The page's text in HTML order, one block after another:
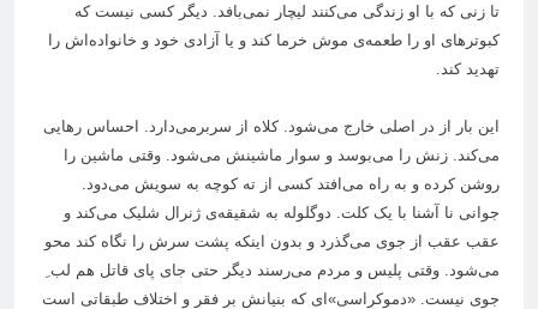
تا زنی که با او زندگی می‌کنند لیچار نمی‌بافد. دیگر کسی نیست که
کبوترهای او را طعمه‌ی موش خرما کند و یا آزادی خود و خانواده‌اش را
تهدید کند.
این بار از در اصلی خارج می‌شود. کلاه از سربرمی‌دارد. احساس رهایی
می‌کند. زنش را می‌بوسد و سوار ماشینش می‌شود. وقتی ماشین را
روشن کرده و به راه می‌افتد کسی از ته کوچه به سویش می‌دود.
جوانی نا آشنا با یک کلت. دوگلوله به شقیقه‌ی ژنرال شلیک می‌کند و
عقب عقب از جوی می‌گذرد و بدون اینکه پشت سرش را نگاه کند محو
می‌شود. وقتی پلیس و مردم می‌رسند دیگر حتی جای پای قاتل هم لب ِ
جوی نیست. «دموکراسی»‌ای که بنیانش بر فقر و اختلاف طبقاتی است